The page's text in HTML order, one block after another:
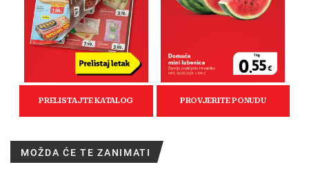
MOŽDA ĆE TE ZANIMATI